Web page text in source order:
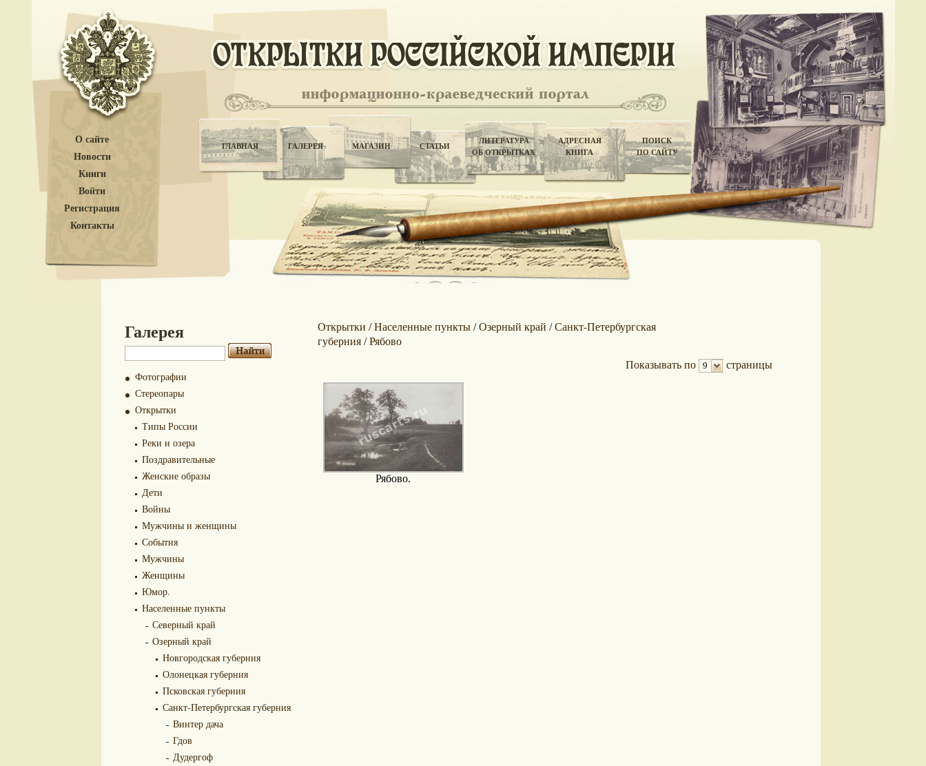
О сайте
Новости
Книги
Войти
Регистрация
Контакты
ГЛАВНАЯ ГАЛЕРЕЯ МАГАЗИН СТАТЬИ
ЛИТЕРАТУРА
ОБ ОТКРЫТКАХ
АДРЕСНАЯ
КНИГА
ПОИСК
ПО САЙТУ
Галерея
Фотографии
Стереопары
Открытки
Типы России
Реки и озера
Поздравительные
Женские образы
Дети
Войны
Мужчины и женщины
События
Мужчины
Женщины
Юмор.
Населенные пункты
Северный край
Озерный край
Новгородская губерния
Олонецкая губерния
Псковская губерния
Санкт-Петербургская губерния
Винтер дача
Гдов
Дудергоф
Открытки /Населенные пункты/Озерный край /Санкт-Петербургская
губерния/Рябово
Показывать по 9 страницы
Рябово.